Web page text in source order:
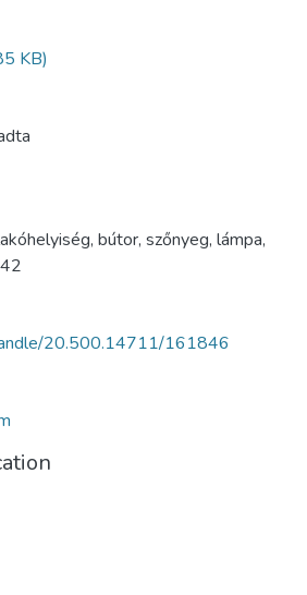
KB)
, bútor, szőnyeg, lámpa,
20.500.14711/161846